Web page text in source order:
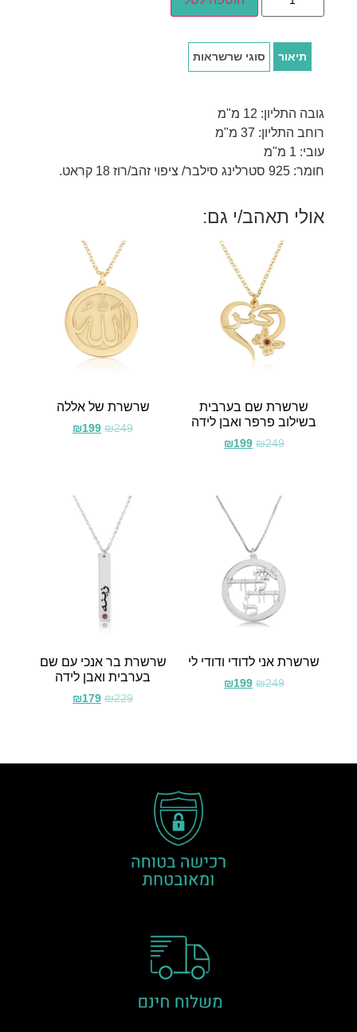
תיאור סוגי שרשראות
גובה התליון: 12 מ"מ
רוחב התליון: 37 מ"מ
עובי: 1 מ"מ
חומר: 925 סטרלינג סילבר/ ציפוי זהב/רוז 18 קראט.
אולי תאהב/י גם:
שרשרת שם בערבית
בשילוב פרפר ואבן לידה
₪249
₪199
שרשרת של אללה
₪249
₪199
שרשרת אני לדודי ודודי לי
₪249
₪199
שרשרת בר אנכי עם שם
בערבית ואבן לידה
₪229
₪179